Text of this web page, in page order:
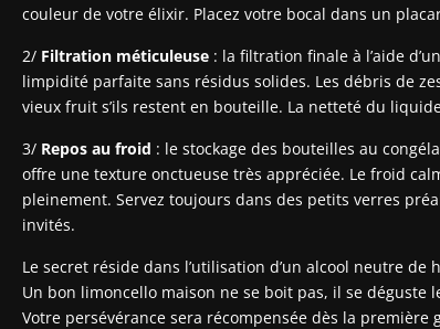
couleur de votre élixir. Placez votre bocal dans un
2/ Filtration méticuleuse : la filtration finale à l’aide
limpidité parfaite sans résidus solides. Les débris de
vieux fruit s’ils restent en bouteille. La netteté du
3/ Repos au froid : le stockage des bouteilles au
offre une texture onctueuse très appréciée. Le froid
pleinement. Servez toujours dans des petits verres
invités.
Le secret réside dans l’utilisation d’un alcool neutre
Un bon limoncello maison ne se boit pas, il se déguste
Votre persévérance sera récompensée dès la première